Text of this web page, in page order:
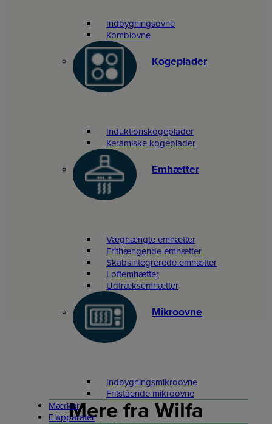
Indbygningsovne
Kombiovne
Kogeplader
Induktionskogeplader
Keramiske kogeplader
Emhætter
Væghængte emhætter
Frithængende emhætter
Skabsintegrerede emhætter
Loftemhætter
Udtræksemhætter
Mikroovne
Indbygningsmikroovne
Fritstående mikroovne
Mærker
Elapparater
Mere fra Wilfa